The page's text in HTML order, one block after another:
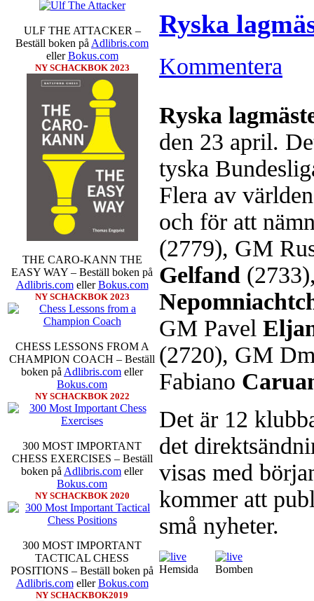
ULF THE ATTACKER –
Beställ boken på Adlibris.com
ellerBokus.com
NY SCHACKBOK 2023
THE CARO-KANN THE
EASY WAY – Beställ boken på
Adlibris.comellerBokus.com
NY SCHACKBOK 2023
CHESS LESSONS FROM A
CHAMPION COACH – Beställ
boken på Adlibris.com eller
Bokus.com
NY SCHACKBOK 2022
300 MOST IMPORTANT
CHESS EXERCISES – Beställ
boken på Adlibris.com eller
Bokus.com
NY SCHACKBOK 2020
300 MOST IMPORTANT
TACTICAL CHESS
POSITIONS – Beställ boken på
Adlibris.comellerBokus.com
NY SCHACKBOK2019
Sverigemästarklassen och
Min Seo, GM Erik Blomqvist,
Hampus Sörensen GM Jonny
vem helst kan ta hem segern
SM-sammanhang brukar
Michael Wiedenkeller, IM
IM Bengt Lindberg, FM Joar
Ljung. Mitt stalltips är att FM
Sverigemästarklassen.
Schacksnack har inlett det
föredrar Fischer Random, där
som det har spelats sedan
förstnämnda alternativet har
nedan.
som för övrigt är den starkaste i
möten:
Ding Liren-Wesley
Ryska
Kommentera
Ryska
den 23 april.
tyska
Flera av
och för att
(2779), GM
Gelfand
GM Pavel
(2720), GM
Fabiano
Det är 12
det
visas med
kommer att
små nyheter.
Hemsida Bomben